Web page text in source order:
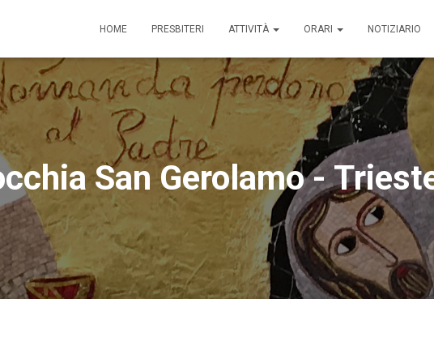
HOME PRESBITERI ATTIVITÀ ORARI NOTIZIARIO
San Gerolamo -